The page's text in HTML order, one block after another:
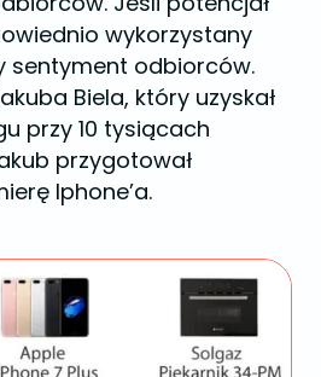
wykorzystany
sentyment odbiorców.
Biela, który uzyskał
przy 10 tysiącach
przygotował
Iphone’a.